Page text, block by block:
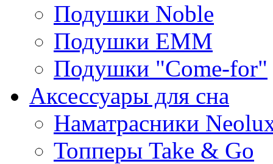
Подушки Noble
Подушки ЕММ
Подушки "Come-for"
Аксессуары для сна
Наматрасники
Топперы Take & Go